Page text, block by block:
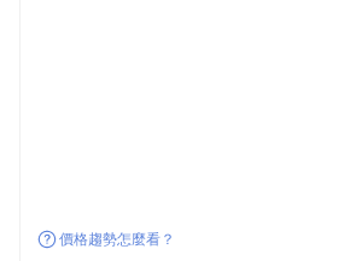
價格趨勢怎麼看？